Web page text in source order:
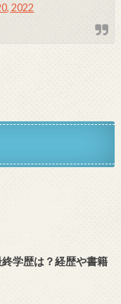
2022
終学歴は？経歴や書籍